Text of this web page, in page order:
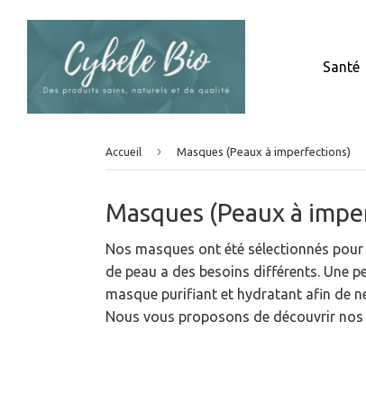
Santé
Accueil › Masques (Peaux à imperfections)
Masques (Peaux à
Nos masques ont été sélectionnés
de peau a des besoins différents. Une
masque purifiant et hydratant afin de
Nous vous proposons de découvrir